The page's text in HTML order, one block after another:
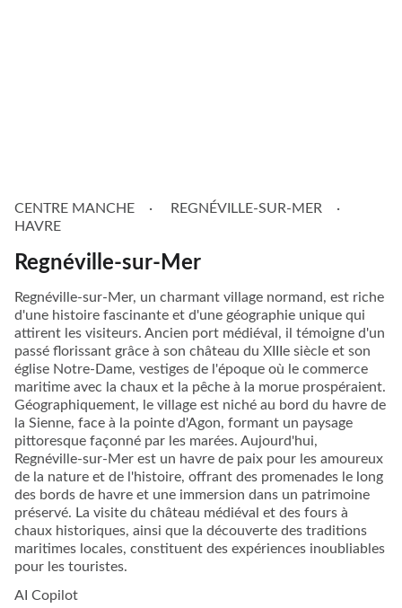
CENTRE MANCHE
REGNÉVILLE-SUR-MER
HAVRE
Regnéville-sur-Mer
Regnéville-sur-Mer, un charmant village normand, est riche
d'une histoire fascinante et d'une géographie unique qui
attirent les visiteurs. Ancien port médiéval, il témoigne d'un
passé florissant grâce à son château du XIIIe siècle et son
église Notre-Dame, vestiges de l'époque où le commerce
maritime avec la chaux et la pêche à la morue prospéraient.
Géographiquement, le village est niché au bord du havre de
la Sienne, face à la pointe d'Agon, formant un paysage
pittoresque façonné par les marées. Aujourd'hui,
Regnéville-sur-Mer est un havre de paix pour les amoureux
de la nature et de l'histoire, offrant des promenades le long
des bords de havre et une immersion dans un patrimoine
préservé. La visite du château médiéval et des fours à
chaux historiques, ainsi que la découverte des traditions
maritimes locales, constituent des expériences inoubliables
pour les touristes.
AI Copilot